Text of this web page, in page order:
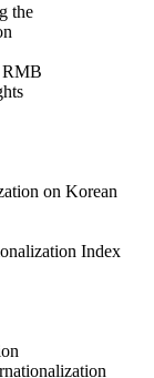
the
RMB
on Korean
Index